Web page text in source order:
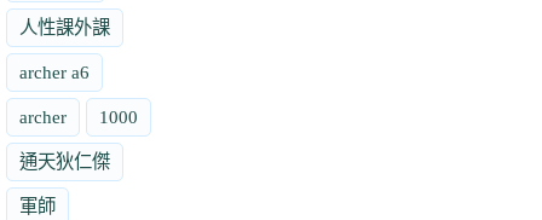
人性課外課
archer a6
archer 1000
通天狄仁傑
軍師